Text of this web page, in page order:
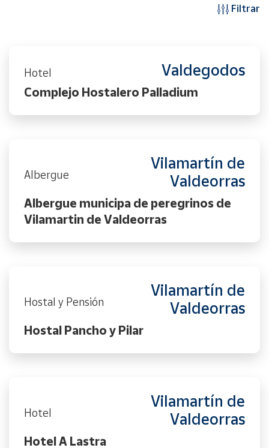
Filtrar
Hotel Valdegodos
Complejo Hostalero Palladium
Albergue
Vilamartín de
Valdeorras
Albergue municipa de peregrinos de
Vilamartin de Valdeorras
Hostal y Pensión
Vilamartín de
Valdeorras
Hostal Pancho y Pilar
Hotel
Vilamartín de
Valdeorras
Hotel A Lastra